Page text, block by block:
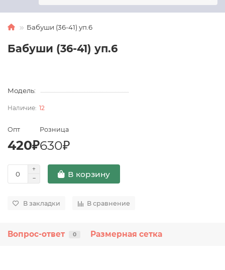
Бабуши (36-41) уп.6
Бабуши (36-41) уп.6
Модель:
12
Опт
420₽
Розница
630₽
В корзину
В закладки В сравнение
Вопрос-ответ 0 Размерная сетка